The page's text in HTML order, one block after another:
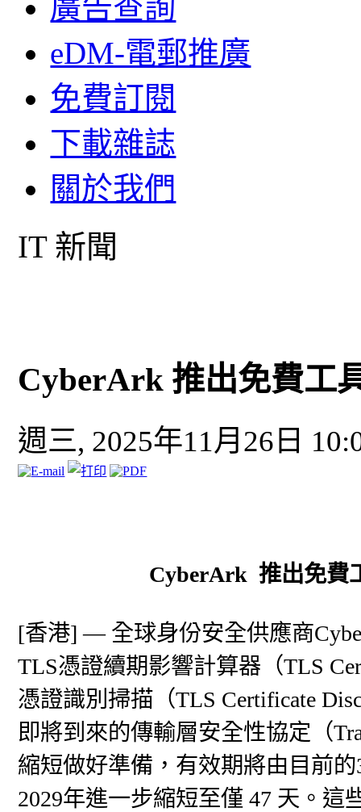
廣告查詢
eDM-電郵推廣
免費訂閱
下載雜誌
關於我們
IT 新聞
CyberArk 推出免費工
週三, 2025年11月26日
CyberArk 推出免費
[香港] — 全球身份安全供應商
TLS憑證續期影響計算器（TLS
憑證識別掃描（TLS Certificate
即將到來的傳輸層安全性協定（
縮短做好準備，有效期將由目前
2029年進一步縮短至僅 47 天。